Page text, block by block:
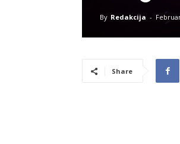
By Redakcija -
Share